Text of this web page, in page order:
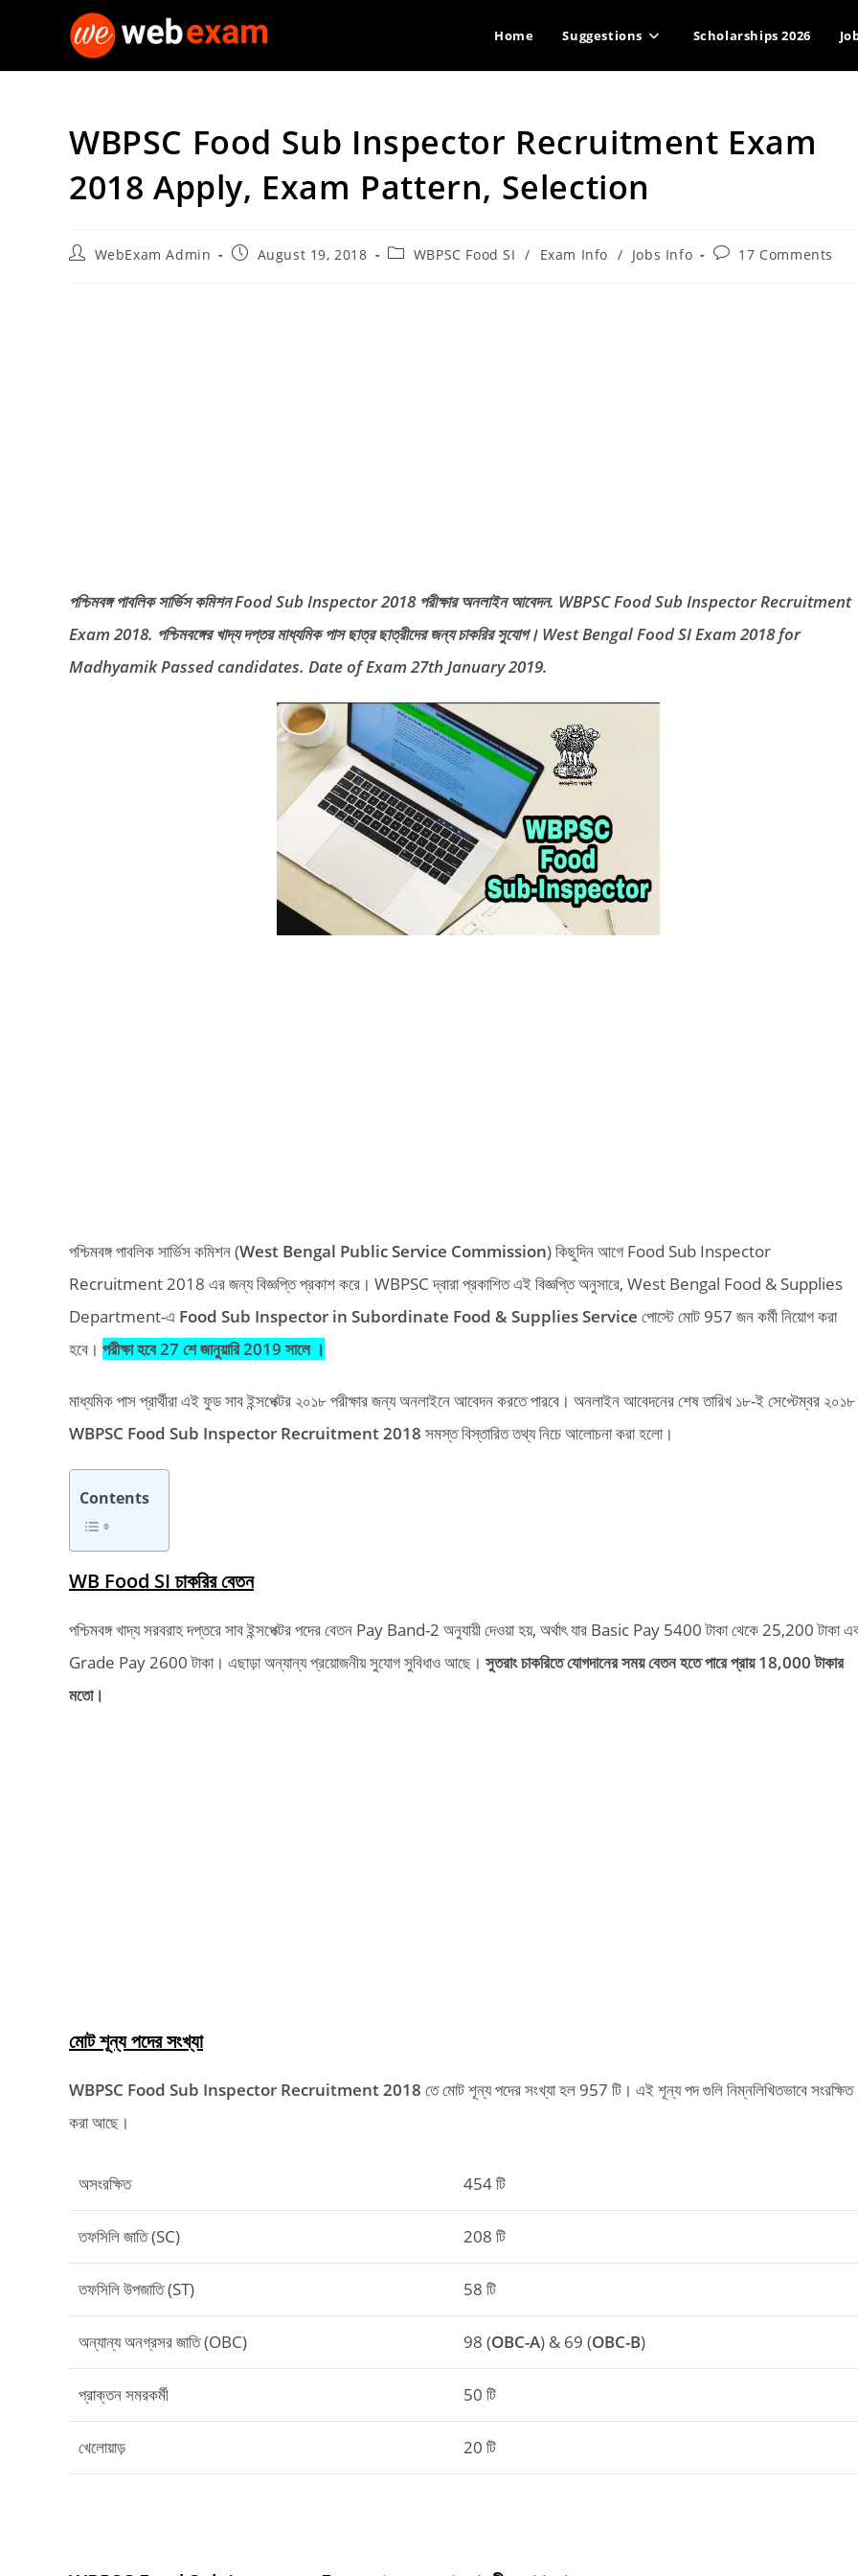
Home Suggestions Scholarships 2026
WBPSC Food Sub Inspector Recruitment Exam
2018 Apply, Exam Pattern, Selection
PostWebExam Admin
PostAugust 19, 2018
PostWBPSC Food SI / Exam Info / Jobs Info
Post17 Comments
পশ্চিমবঙ্গ পাবলিক সার্ভিস কমিশন Food Sub Inspector 2018 পরীক্ষার অনলাইন আবেদন. WBPSC Food Sub Inspector Recruitment
Exam 2018. পশ্চিমবঙ্গের খাদ্য দপ্তর মাধ্যমিক পাস ছাত্র ছাত্রীদের জন্য চাকরির সুযোগ। West Bengal Food SI Exam 2018 for
Madhyamik Passed candidates. Date of Exam 27th January 2019.
পশ্চিমবঙ্গ পাবলিক সার্ভিস কমিশন (West Bengal Public Service Commission) কিছুদিন আগে Food Sub Inspector
Recruitment 2018 এর জন্য বিজ্ঞপ্তি প্রকাশ করে। WBPSC দ্বারা প্রকাশিত এই বিজ্ঞপ্তি অনুসারে, West Bengal Food & Supplies
Department-এ Food Sub Inspector in Subordinate Food & Supplies Service পোস্টে মোট 957 জন কর্মী নিয়োগ করা
হবে। পরীক্ষা হবে 27 শে জানুয়ারি 2019 সালে ।
মাধ্যমিক পাস প্রার্থীরা এই ফুড সাব ইন্সপেক্টর ২০১৮ পরীক্ষার জন্য অনলাইনে আবেদন করতে পারবে। অনলাইন আবেদনের শেষ তারিখ ১৮-ই সেপ্টেম্বর
WBPSC Food Sub Inspector Recruitment 2018 সমস্ত বিস্তারিত তথ্য নিচে আলোচনা করা হলো।
Contents
WB Food SI চাকরির বেতন
পশ্চিমবঙ্গ খাদ্য সরবরাহ দপ্তরে সাব ইন্সপেক্টর পদের বেতন Pay Band-2 অনুযায়ী দেওয়া হয়, অর্থাৎ যার Basic Pay 5400 টাকা থেকে 25,200 টাকা
Grade Pay 2600 টাকা। এছাড়া অন্যান্য প্রয়োজনীয় সুযোগ সুবিধাও আছে। সুতরাং চাকরিতে যোগদানের সময় বেতন হতে পারে প্রায় 18,000 টাকার
মতো।
মোট শূন্য পদের সংখ্যা
WBPSC Food Sub Inspector Recruitment 2018 তে মোট শূন্য পদের সংখ্যা হল 957 টি। এই শূন্য পদ গুলি নিম্নলিখিতভাবে সংরক্ষিত
করা আছে।
অসংরক্ষিত 454 টি
তফসিলি জাতি (SC) 208 টি
তফসিলি উপজাতি (ST) 58 টি
অন্যান্য অনগ্রসর জাতি (OBC) 98 (OBC-A) & 69 (OBC-B)
প্রাক্তন সমরকর্মী 50 টি
খেলোয়াড় 20 টি